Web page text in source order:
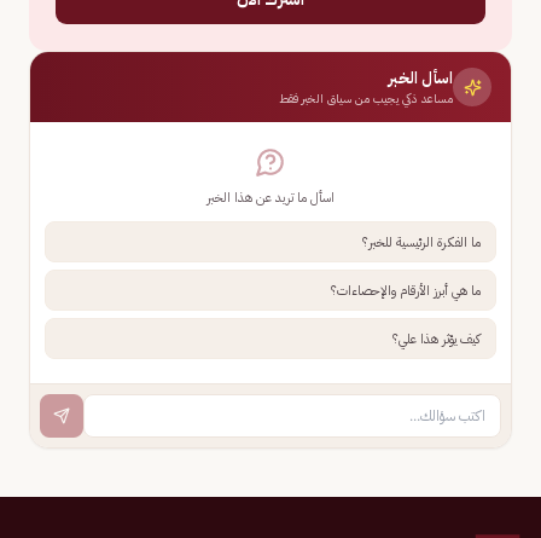
اسأل الخبر
مساعد ذكي يجيب من سياق الخبر فقط
اسأل ما تريد عن هذا الخبر
ما الفكرة الرئيسية للخبر؟
ما هي أبرز الأرقام والإحصاءات؟
كيف يؤثر هذا علي؟